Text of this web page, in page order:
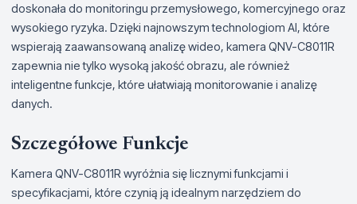
doskonała do monitoringu przemysłowego, komercyjnego oraz
wysokiego ryzyka. Dzięki najnowszym technologiom AI, które
wspierają zaawansowaną analizę wideo, kamera QNV-C8011R
zapewnia nie tylko wysoką jakość obrazu, ale również
inteligentne funkcje, które ułatwiają monitorowanie i analizę
danych.
Szczegółowe Funkcje
Kamera QNV-C8011R wyróżnia się licznymi funkcjami i
specyfikacjami, które czynią ją idealnym narzędziem do